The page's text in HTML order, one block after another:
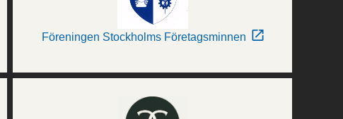
Föreningen Stockholms Företagsminnen